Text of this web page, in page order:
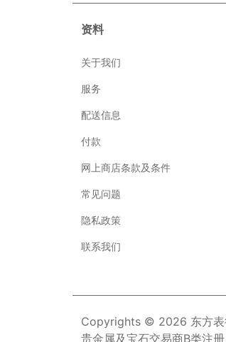
资料
关于我们
服务
配送信息
付款
网上商店条款及条件
常见问题
隐私政策
联系我们
Copyrights © 2026 东方表
贵金属及宝石交易商B类注